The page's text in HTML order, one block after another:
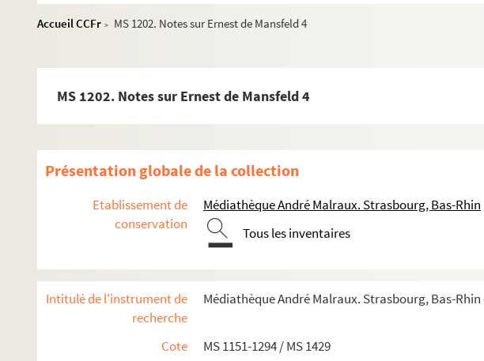
Accueil CCFr >
MS 1202. Notes sur Ernest de Mansfeld 4
MS 1202. Notes sur Ernest de Mansfeld 4
Présentation globale de la collection
Etablissement de
conservation
Médiathèque André Malraux. Strasbourg, Bas-Rhin
Tous les inventaires
Intitulé de l'instrument de
recherche
Médiathèque André Malraux. Strasbourg, Bas-Rhin
Cote
MS 1151-1294 / MS 1429
MS 1151-1155. Le Saint-Empire Romain Germanique depuis la Réforme jusqu'à la
MS 1156-1183. La politique française en Allemagne (de la 2èmemoitié du XVIesiècle à
MS 1187-1191. Alsatiques divers